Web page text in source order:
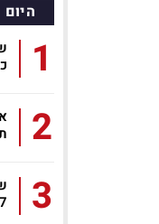
היום
1
2
3
1.77